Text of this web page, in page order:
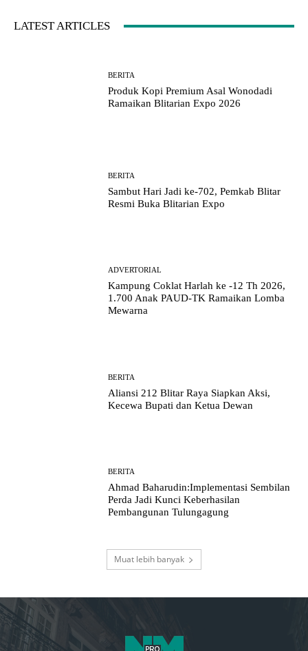
LATEST ARTICLES
BERITA
Produk Kopi Premium Asal Wonodadi
Ramaikan Blitarian Expo 2026
BERITA
Sambut Hari Jadi ke-702, Pemkab Blitar
Resmi Buka Blitarian Expo
ADVERTORIAL
Kampung Coklat Harlah ke -12 Th 2026,
1.700 Anak PAUD-TK Ramaikan Lomba
Mewarna
BERITA
Aliansi 212 Blitar Raya Siapkan Aksi,
Kecewa Bupati dan Ketua Dewan
BERITA
Ahmad Baharudin:Implementasi Sembilan
Perda Jadi Kunci Keberhasilan
Pembangunan Tulungagung
Muat lebih banyak